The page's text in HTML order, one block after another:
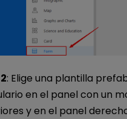
: Elige una plantilla
en el panel con un
y en el panel